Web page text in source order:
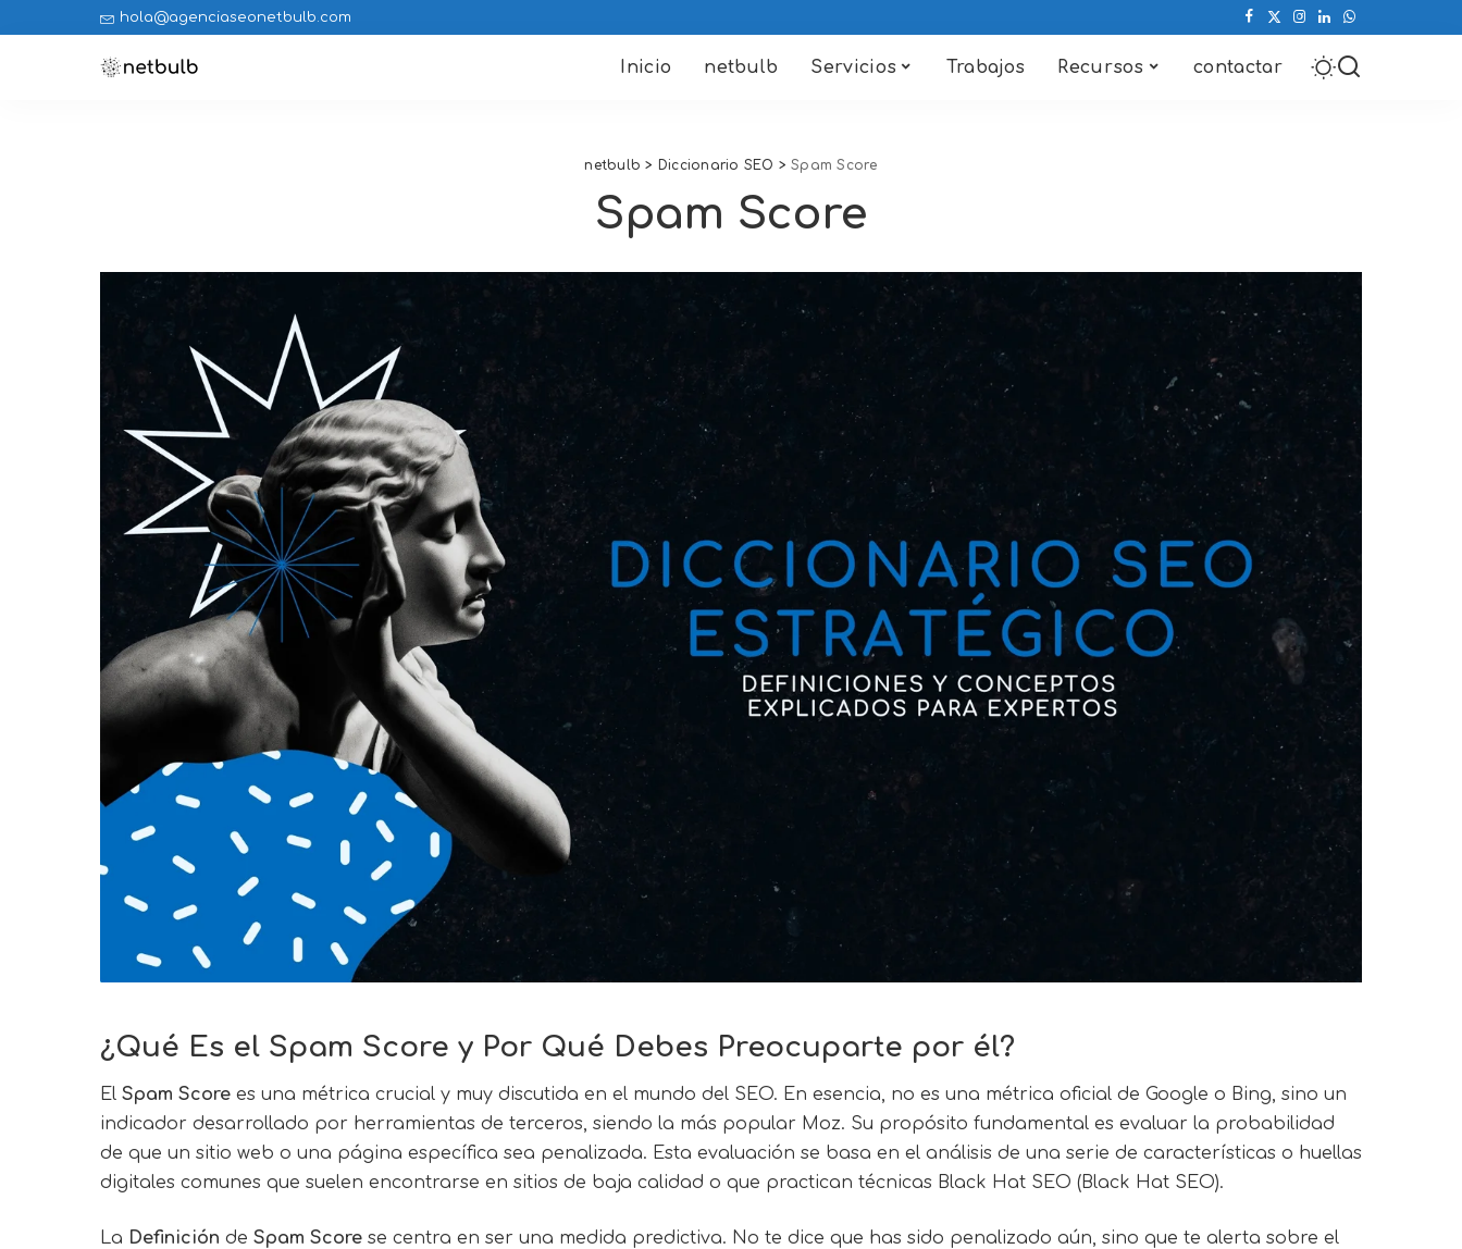
hola@agenciaseonetbulb.com
Inicio netbulb Servicios Trabajos Recursos contactar
netbulb > Diccionario SEO >Spam Score
Spam Score
¿Qué Es el Spam Score y Por Qué Debes Preocuparte por él?
El Spam Score es una métrica crucial y muy discutida en el mundo del SEO. En esencia, no es una métrica oficial de Google o Bing, sino un
indicador desarrollado por herramientas de terceros, siendo la más popular Moz. Su propósito fundamental es evaluar la probabilidad
de que un sitio web o una página específica sea penalizada. Esta evaluación se basa en el análisis de una serie de características o huellas
digitales comunes que suelen encontrarse en sitios de baja calidad o que practican técnicas Black Hat SEO (Black Hat SEO).
La Definición de Spam Score se centra en ser una medida predictiva. No te dice que has sido penalizado aún, sino que te alerta sobre el